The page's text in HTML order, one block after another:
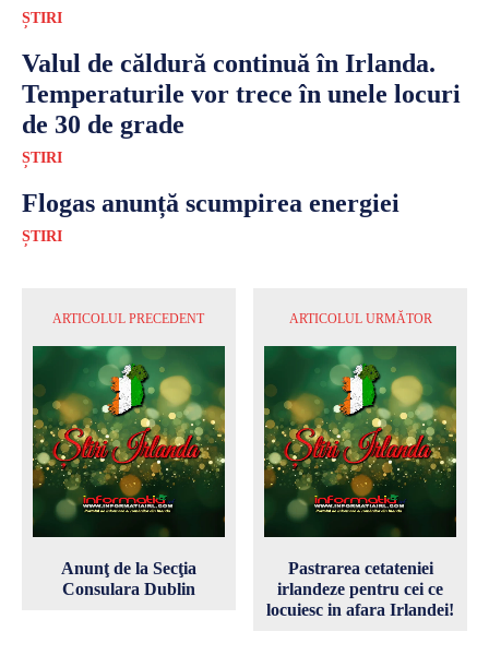
ȘTIRI
Valul de căldură continuă în Irlanda.
Temperaturile vor trece în unele locuri
de 30 de grade
ȘTIRI
Flogas anunță scumpirea energiei
ȘTIRI
ARTICOLUL PRECEDENT
Anunţ de la Secţia
Consulara Dublin
ARTICOLUL URMĂTOR
Pastrarea cetateniei
irlandeze pentru cei ce
locuiesc in afara Irlandei!